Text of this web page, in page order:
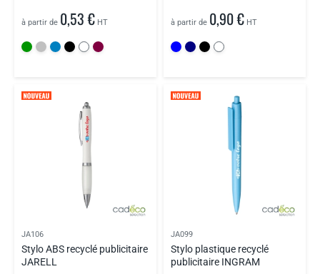
à partir de 0,53 € HT à partir de 0,90 € HT
JA106
Stylo ABS recyclé publicitaire
JARELL
JA099
Stylo plastique recyclé
publicitaire INGRAM